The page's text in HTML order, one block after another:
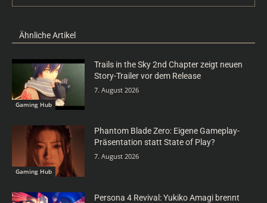
Ähnliche Artikel
Gaming Hub
Trails in the Sky 2nd Chapter zeigt neuen
Story-Trailer vor dem Release
7. August 2026
Gaming Hub
Phantom Blade Zero: Eigene Gameplay-
Präsentation statt State of Play?
7. August 2026
Persona 4 Revival: Yukiko Amagi brennt